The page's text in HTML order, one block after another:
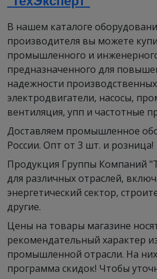
В нашем каталоге
производителя вы можете
промышленного и
предназначенного для
надежности
электродвигатели, насосы,
вентиляция, упп и частотные
Доставляем промышленное
России. Опт от 3 шт. и розница!
Продукция Группы Компаний
для различных отраслей,
энергетический сектор,
другие.
Цены на товары магазине
рекомендательный характер
промышленной отрасли. На
программа скидок! Чтобы